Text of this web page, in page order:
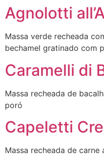
Agnolotti
Massa verde recheada
bechamel gratinado com
Caramelli di
Massa recheada de
poró
Capeletti
Massa recheada de